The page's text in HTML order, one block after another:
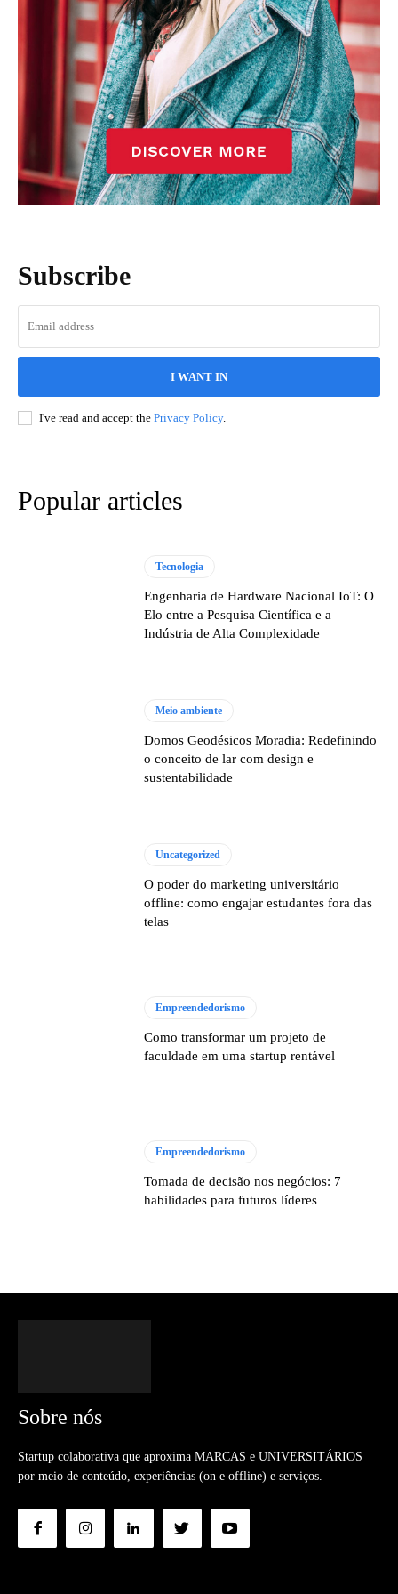
Subscribe
I WANT IN
I've read and accept the Privacy Policy.
Popular articles
Tecnologia
Engenharia de Hardware Nacional IoT: O
Elo entre a Pesquisa Científica e a
Indústria de Alta Complexidade
Meio ambiente
Domos Geodésicos Moradia: Redefinindo
o conceito de lar com design e
sustentabilidade
Uncategorized
O poder do marketing universitário
offline: como engajar estudantes fora das
telas
Empreendedorismo
Como transformar um projeto de
faculdade em uma startup rentável
Empreendedorismo
Tomada de decisão nos negócios: 7
habilidades para futuros líderes
Sobre nós
Startup colaborativa que aproxima MARCAS e UNIVERSITÁRIOS
por meio de conteúdo, experiências (on e offline) e serviços.